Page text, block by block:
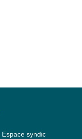
Espace syndic